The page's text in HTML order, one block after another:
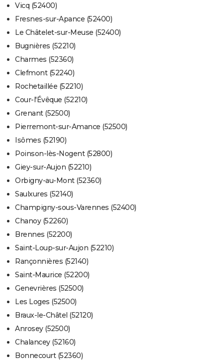
Vicq (52400)
Fresnes-sur-Apance (52400)
Le Châtelet-sur-Meuse (52400)
Bugnières (52210)
Charmes (52360)
Clefmont (52240)
Rochetaillée (52210)
Cour-l'Évêque (52210)
Grenant (52500)
Pierremont-sur-Amance (52500)
Isômes (52190)
Poinson-lès-Nogent (52800)
Giey-sur-Aujon (52210)
Orbigny-au-Mont (52360)
Saulxures (52140)
Champigny-sous-Varennes (52400)
Chanoy (52260)
Brennes (52200)
Saint-Loup-sur-Aujon (52210)
Rançonnières (52140)
Saint-Maurice (52200)
Genevrières (52500)
Les Loges (52500)
Braux-le-Châtel (52120)
Anrosey (52500)
Chalancey (52160)
Bonnecourt (52360)